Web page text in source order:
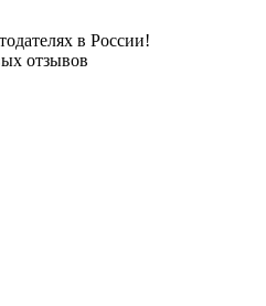
в России!
отзывов